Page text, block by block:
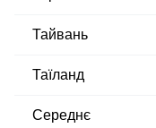
Тайвань
Таїланд
Середнє